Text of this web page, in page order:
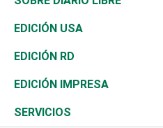
Reportajes
África
Ocenanía
Caribe
Resto del mundo
Vivienda
Telecom.
Global y variable
Economía personal
Buena Vida
Sociales
Novedades
Podcast Arte Libre
Ciclismo
Tenis
Olimpismo
Más deportes
En Directo
El Espía
Noticiero Poteleche
Columnistas
Tecnología
Historia
Martes de tecnología
Cambio climático
Economía
Revista
Deportes
Opinión
EDICIÓN USA
EDICIÓN RD
EDICIÓN IMPRESA
SERVICIOS